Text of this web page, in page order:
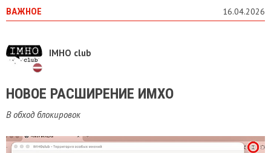
ВАЖНОЕ 16.04.2026
IMHO club
НОВОЕ РАСШИРЕНИЕ ИМХО
В обход блокировок